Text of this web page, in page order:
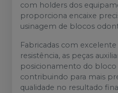
com holders dos
proporciona encaixe
usinagem de blocos
Fabricadas com
resistência, as peças
posicionamento do
contribuindo para mais
qualidade no resultado